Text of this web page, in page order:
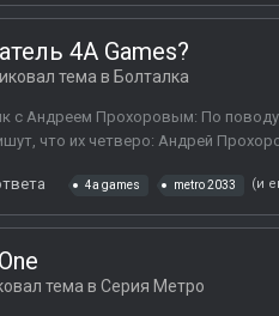
4A Games?
тема в Болталка
с Андреем Прохоровым: По
что их четверо: Андрей
4a games metro 2033 (и
тема в Серия Метро